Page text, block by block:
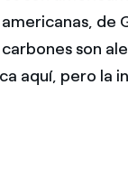
de
son
aquí, pero la